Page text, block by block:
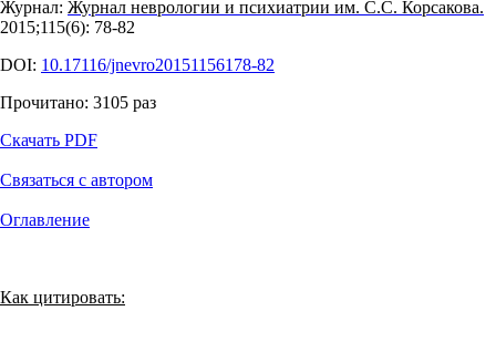
Журнал: Журнал неврологии и психиатрии им. С.С. Корсакова.
2015;115(6): 78‑82
DOI: 10.17116/jnevro20151156178-82
Прочитано: 3105 раз
Скачать PDF
Связаться с автором
Оглавление
Как цитировать: